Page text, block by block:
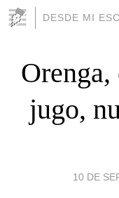
DESDE MI
jugo,
10 DE